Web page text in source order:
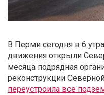
В Перми сегодня в 6
движения открыли
месяца подрядная
реконструкции
переустроила все